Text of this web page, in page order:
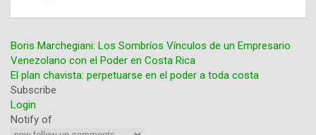
Navegación
de
entradas
Boris Marchegiani: Los Sombríos Vínculos de un Empresario
Venezolano con el Poder en Costa Rica
El plan chavista: perpetuarse en el poder a toda costa
Subscribe
Login
Notify of